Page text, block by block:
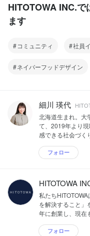
HITOTOWA INC.
ます
コミュニティ 社員
ネイバーフッドデザイン
細川 瑛代
北海道生まれ。大
て、2019年より
感できる社会づく
フォロー
HITOTOWA
私たち
を解決すること」
年に創業し、現在
フォロー